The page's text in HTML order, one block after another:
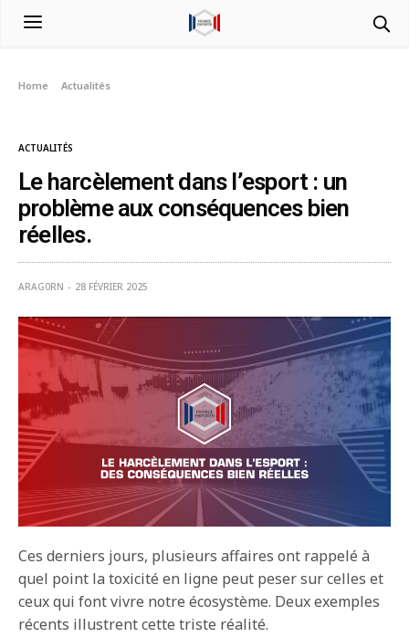
Home
Actualités
ACTUALITÉS
Le harcèlement dans l’esport : un
problème aux conséquences bien
réelles.
ARAG0RN 28 FÉVRIER 2025
Ces derniers jours, plusieurs affaires ont rappelé à
quel point la toxicité en ligne peut peser sur celles et
ceux qui font vivre notre écosystème. Deux exemples
récents illustrent cette triste réalité.